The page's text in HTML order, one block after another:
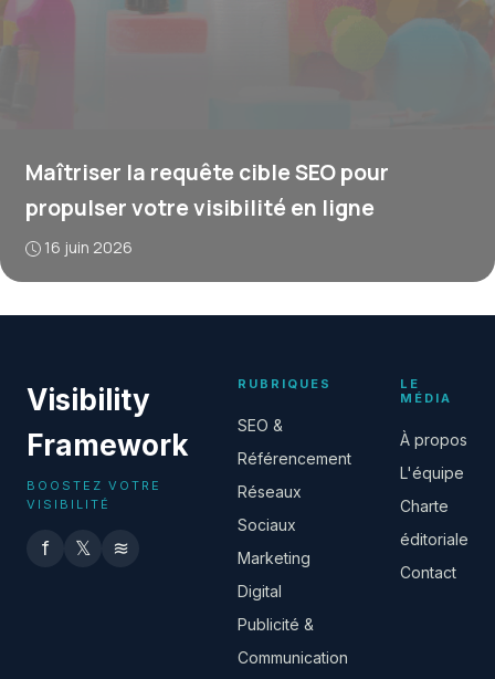
Maîtriser la requête cible SEO pour
propulser votre visibilité en ligne
16 juin 2026
Visibility
Framework
BOOSTEZ VOTRE
VISIBILITÉ
f 𝕏 ≋
RUBRIQUES
SEO &
Référencement
Réseaux
Sociaux
Marketing
Digital
Publicité &
Communication
LE
MÉDIA
À propos
L'équipe
Charte
éditoriale
Contact